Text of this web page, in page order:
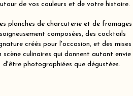
de vos couleurs et de votre histoire.
planches de charcuterie et de fromages
soigneusement composées, des cocktails
créés pour l'occasion, et des mises
scène culinaires qui donnent autant envie
d'être photographiées que dégustées.